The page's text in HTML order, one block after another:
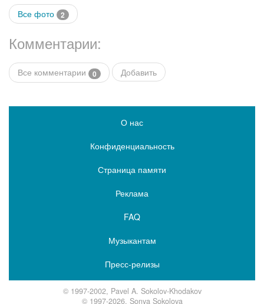
Все фото 2
Комментарии:
Все комментарии 0 Добавить
О нас
Конфиденциальность
Страница памяти
Реклама
FAQ
Музыкантам
Пресс-релизы
© 1997-2002, Pavel A. Sokolov-Khodakov
© 1997-2026, Sonya Sokolova